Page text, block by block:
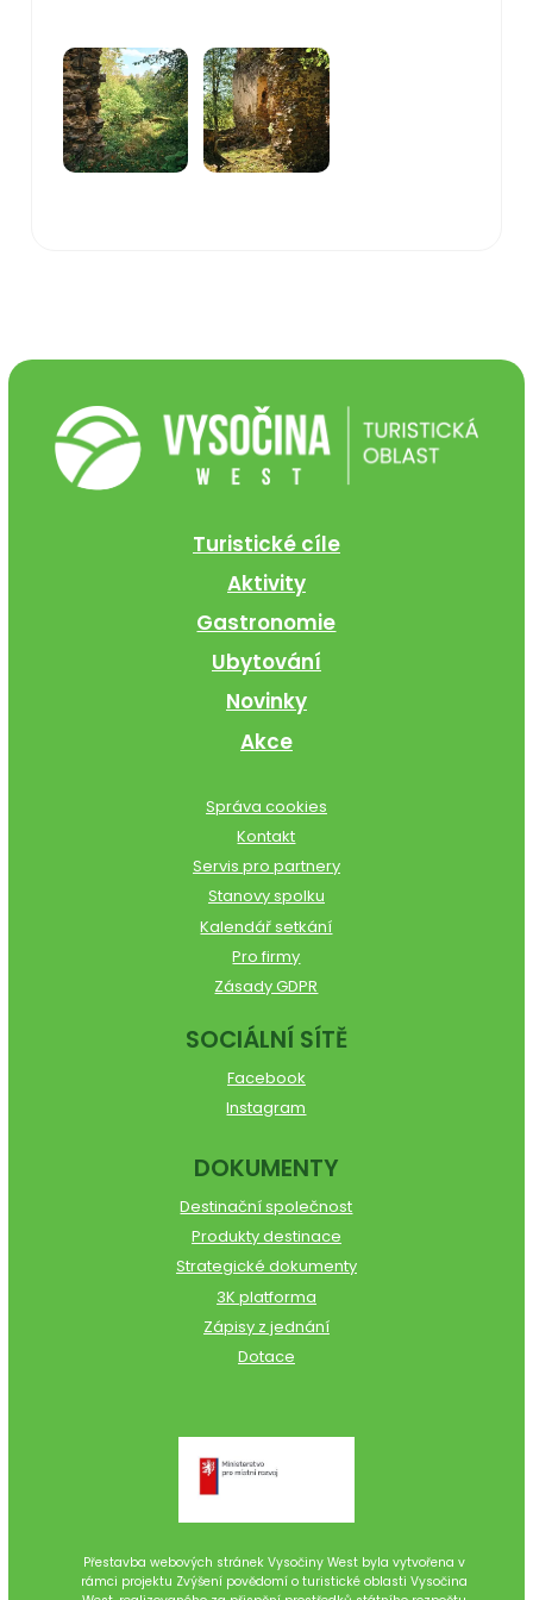
Turistické cíle
Aktivity
Gastronomie
Ubytování
Novinky
Akce
Správa cookies
Kontakt
Servis pro partnery
Stanovy spolku
Kalendář setkání
Pro firmy
Zásady GDPR
SOCIÁLNÍ SÍTĚ
Facebook
Instagram
DOKUMENTY
Destinační společnost
Produkty destinace
Strategické dokumenty
3K platforma
Zápisy z jednání
Dotace
Přestavba webových stránek Vysočiny West byla vytvořena v
rámci projektu Zvýšení povědomí o turistické oblasti Vysočina